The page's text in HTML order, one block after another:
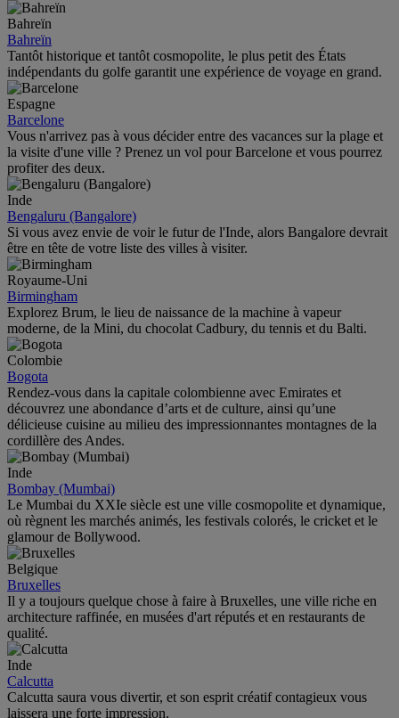
Bahreïn
Bahreïn
Tantôt historique et tantôt cosmopolite, le plus petit des États
indépendants du golfe garantit une expérience de voyage en grand.
Espagne
Barcelone
Vous n'arrivez pas à vous décider entre des vacances sur la plage et
la visite d'une ville ? Prenez un vol pour Barcelone et vous pourrez
profiter des deux.
Inde
Bengaluru (Bangalore)
Si vous avez envie de voir le futur de l'Inde, alors Bangalore devrait
être en tête de votre liste des villes à visiter.
Royaume-Uni
Birmingham
Explorez Brum, le lieu de naissance de la machine à vapeur
moderne, de la Mini, du chocolat Cadbury, du tennis et du Balti.
Colombie
Bogota
Rendez-vous dans la capitale colombienne avec Emirates et
découvrez une abondance d’arts et de culture, ainsi qu’une
délicieuse cuisine au milieu des impressionnantes montagnes de la
cordillère des Andes.
Inde
Bombay (Mumbai)
Le Mumbai du XXIe siècle est une ville cosmopolite et dynamique,
où règnent les marchés animés, les festivals colorés, le cricket et le
glamour de Bollywood.
Belgique
Bruxelles
Il y a toujours quelque chose à faire à Bruxelles, une ville riche en
architecture raffinée, en musées d'art réputés et en restaurants de
qualité.
Inde
Calcutta
Calcutta saura vous divertir, et son esprit créatif contagieux vous
laissera une forte impression.